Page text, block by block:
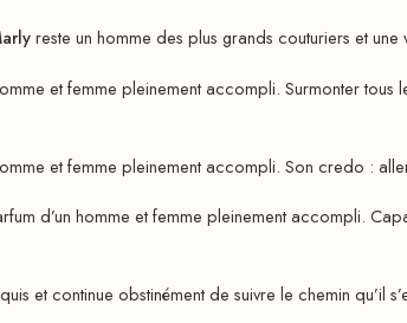
reste un homme des plus grands couturiers et
et femme pleinement accompli. Surmonter
et femme pleinement accompli. Son credo :
d’un homme et femme pleinement accompli.
et continue obstinément de suivre le chemin qu’il